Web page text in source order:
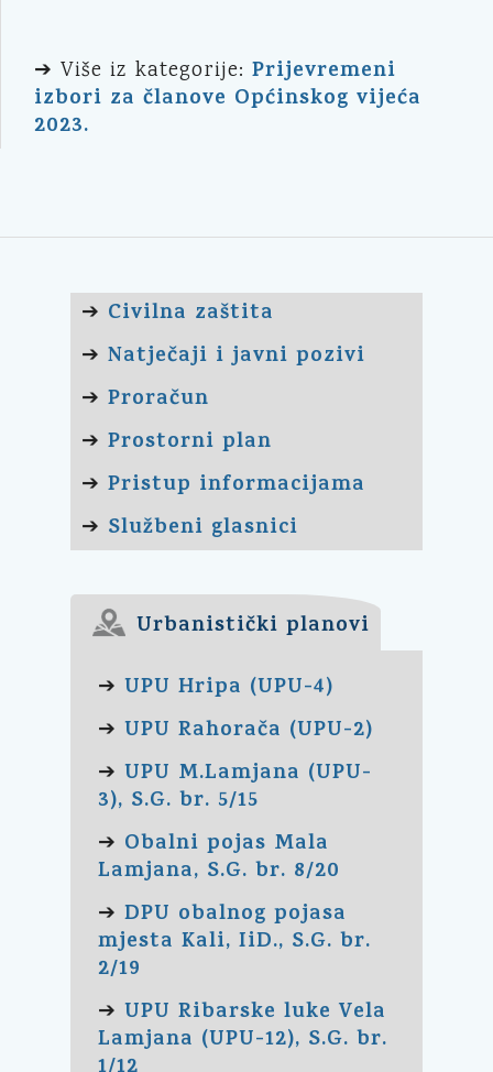
➔ Više iz kategorije: Prijevremeni
izbori za članove Općinskog vijeća
2023.
➔ Civilna zaštita
➔ Natječaji i javni pozivi
➔ Proračun
➔ Prostorni plan
➔ Pristup informacijama
➔ Službeni glasnici
Urbanistički planovi
➔ UPU Hripa (UPU-4)
➔ UPU Rahorača (UPU-2)
➔ UPU M.Lamjana (UPU-
3), S.G. br. 5/15
➔ Obalni pojas Mala
Lamjana, S.G. br. 8/20
➔ DPU obalnog pojasa
mjesta Kali, IiD., S.G. br.
2/19
➔ UPU Ribarske luke Vela
Lamjana (UPU-12), S.G. br.